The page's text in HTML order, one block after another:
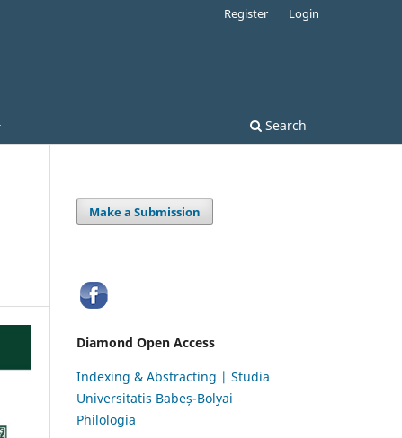
Search
Register Login
Make a Submission
Diamond Open Access
Indexing & Abstracting | Studia
Universitatis Babeș-Bolyai
Philologia